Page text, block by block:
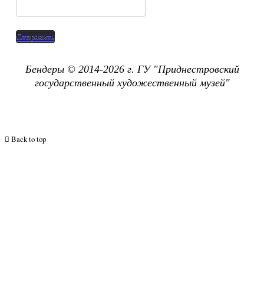
Отправить
Бендеры © 2014-2026 г. ГУ "Приднестровский
государственный художественный музей"
Back to top